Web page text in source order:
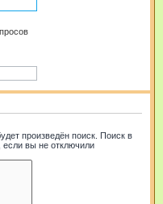
произведён поиск. Поиск в
если вы не отключили